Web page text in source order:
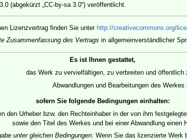
(abgekürzt „CC-by-sa 3.0“) veröffentlicht.
Lizenzvertrag finden Sie unter http://creativecommons.org/
Zusammenfassung des Vertrags in allgemeinverständlicher
Es ist Ihnen gestattet,
das Werk zu vervielfältigen, zu verbreiten und öffentlich
Abwandlungen und Bearbeitungen des Werkes
sofern Sie folgende Bedingungen einhalten:
den Urheber bzw. den Rechteinhaber in der von ihm
sowie den Titel des Werkes und bei einer Abwandlung einen
unter gleichen Bedingungen: Wenn Sie das lizenzierte Werk